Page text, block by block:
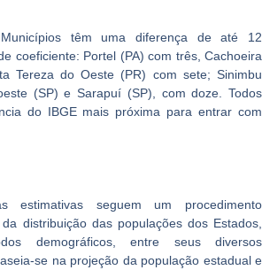
têm uma diferença de até 12
coeficiente: Portel (PA) com três, Cachoeira
Tereza do Oeste (PR) com sete; Sinimbu
(SP) e Sarapuí (SP), com doze. Todos
do IBGE mais próxima para entrar com
estimativas seguem um procedimento
distribuição das populações dos Estados,
demográficos, entre seus diversos
se na projeção da população estadual e